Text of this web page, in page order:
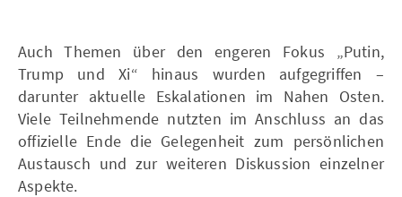
Auch Themen über den engeren Fokus „Putin,
Trump und Xi“ hinaus wurden aufgegriffen –
darunter aktuelle Eskalationen im Nahen Osten.
Viele Teilnehmende nutzten im Anschluss an das
offizielle Ende die Gelegenheit zum persönlichen
Austausch und zur weiteren Diskussion einzelner
Aspekte.